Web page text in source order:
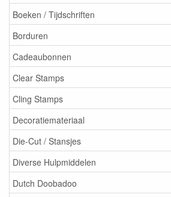
Boeken / Tijdschriften
Borduren
Cadeaubonnen
Clear Stamps
Cling Stamps
Decoratiemateriaal
Die-Cut / Stansjes
Diverse Hulpmiddelen
Dutch Doobadoo